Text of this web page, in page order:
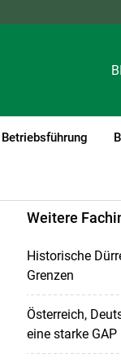
Betriebsführung
Weitere
Historische
Grenzen
Österreich,
eine starke GAP